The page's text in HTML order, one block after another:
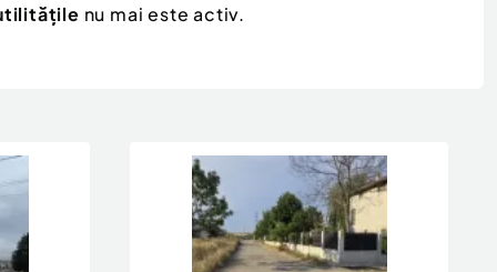
nu mai este activ.